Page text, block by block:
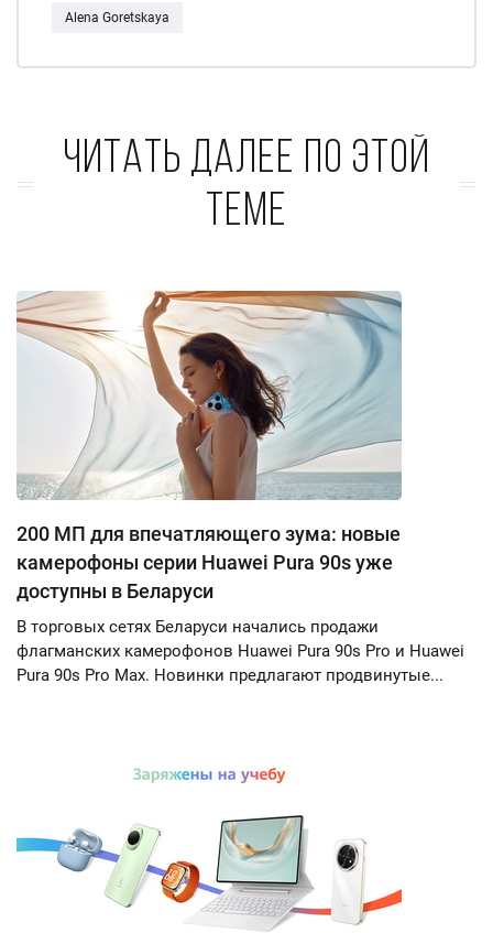
Alena Goretskaya
Читать далее по этой
теме
200 МП для впечатляющего зума: новые
камерофоны серии Huawei Pura 90s уже
доступны в Беларуси
В торговых сетях Беларуси начались продажи
флагманских камерофонов Huawei Pura 90s Pro и Huawei
Pura 90s Pro Max. Новинки предлагают продвинутые...